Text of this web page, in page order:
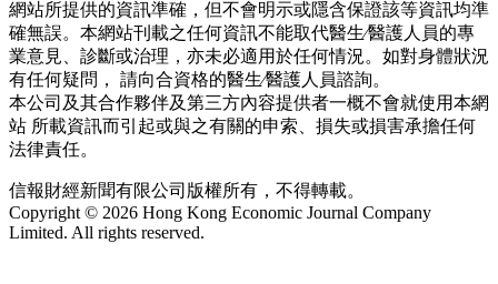
網站所提供的資訊準確，但不會明示或隱含保證該等資訊均準
確無誤。本網站刊載之任何資訊不能取代醫生∕醫護人員的專
業意見、診斷或治理，亦未必適用於任何情況。如對身體狀況
有任何疑問， 請向合資格的醫生∕醫護人員諮詢。
本公司及其合作夥伴及第三方內容提供者一概不會就使用本網
站 所載資訊而引起或與之有關的申索、損失或損害承擔任何
法律責任。
信報財經新聞有限公司版權所有，不得轉載。
Copyright © 2026 Hong Kong Economic Journal Company
Limited. All rights reserved.